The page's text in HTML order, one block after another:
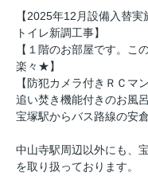
【2025年12月設備入替
トイレ新調工事】
【１階のお部屋です。こ
楽々★】
【防犯カメラ付きＲＣマ
追い焚き機能付きのお風
宝塚駅からバス路線の安
中山寺駅周辺以外にも、
を取り扱っております。